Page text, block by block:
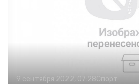
9 сентября 2022, 07:28Спорт